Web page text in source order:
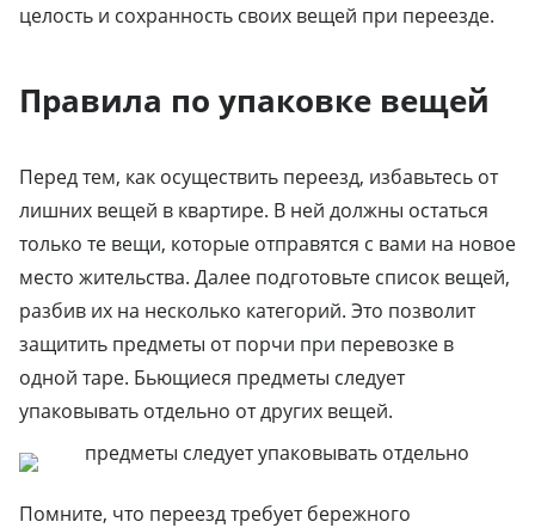
целость и сохранность своих вещей при переезде.
Правила по упаковке вещей
Перед тем, как осуществить переезд, избавьтесь от
лишних вещей в квартире. В ней должны остаться
только те вещи, которые отправятся с вами на новое
место жительства. Далее подготовьте список вещей,
разбив их на несколько категорий. Это позволит
защитить предметы от порчи при перевозке в
одной таре. Бьющиеся предметы следует
упаковывать отдельно от других вещей.
Помните, что переезд требует бережного